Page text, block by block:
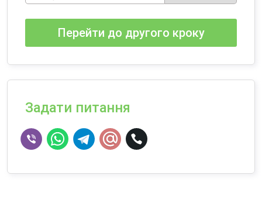
Перейти до другого кроку
Задати питання